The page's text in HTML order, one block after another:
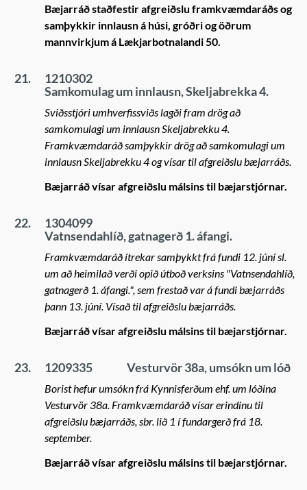
Bæjarráð staðfestir afgreiðslu framkvæmdaráðs og
samþykkir innlausn á húsi, gróðri og öðrum
mannvirkjum á Lækjarbotnalandi 50.
21.
1210302
Samkomulag um innlausn, Skeljabrekka 4.
Sviðsstjóri umhverfissviðs lagði fram drög að
samkomulagi um innlausn Skeljabrekku 4.
Framkvæmdaráð samþykkir drög að samkomulagi um
innlausn Skeljabrekku 4 og vísar til afgreiðslu bæjarráðs.
Bæjarráð vísar afgreiðslu málsins til bæjarstjórnar.
22.
1304099
Vatnsendahlíð, gatnagerð 1. áfangi.
Framkvæmdaráð ítrekar samþykkt frá fundi 12. júní sl.
um að heimilað verði opið útboð verksins "Vatnsendahlíð,
gatnagerð 1. áfangi.", sem frestað var á fundi bæjarráðs
þann 13. júní. Vísað til afgreiðslu bæjarráðs.
Bæjarráð vísar afgreiðslu málsins til bæjarstjórnar.
23. 1209335 Vesturvör 38a, umsókn um lóð
Borist hefur umsókn frá Kynnisferðum ehf. um lóðina
Vesturvör 38a. Framkvæmdaráð vísar erindinu til
afgreiðslu bæjarráðs, sbr. lið 1 í fundargerð frá 18.
september.
Bæjarráð vísar afgreiðslu málsins til bæjarstjórnar.